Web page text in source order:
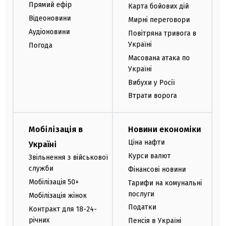
Прямий ефір
Відеоновини
Аудіоновини
Погода
Карта бойових дій
Мирні переговори
Повітряна тривога в
Україні
Масована атака по
Україні
Вибухи у Росії
Втрати ворога
Мобілізація в
Україні
Звільнення з військової
служби
Мобілізація 50+
Мобілізація жінок
Контракт для 18-24-
річних
Новини економіки
Ціна нафти
Курси валют
Фінансові новини
Тарифи на комунальні
послуги
Податки
Пенсія в Україні